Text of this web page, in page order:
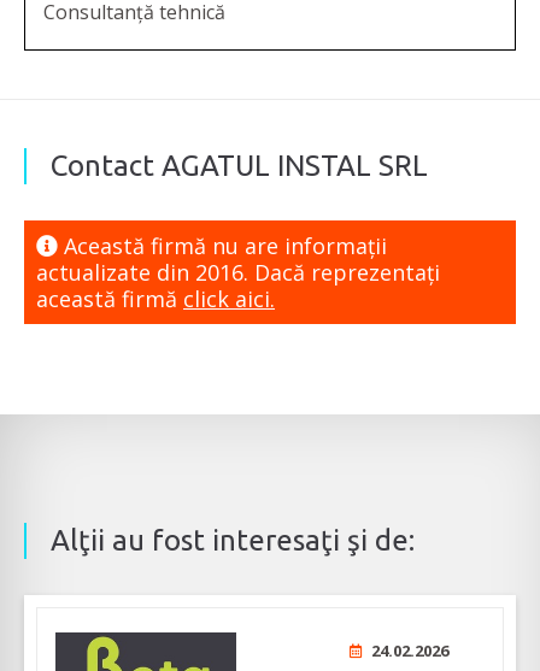
Consultanță tehnică
Contact AGATUL INSTAL SRL
Această firmă nu are informaţii
actualizate din 2016. Dacă reprezentaţi
această firmă click aici.
Alţii au fost interesaţi şi de:
24.02.2026